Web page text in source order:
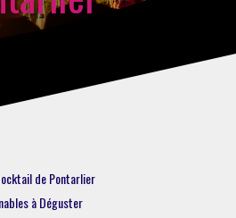
de Pontarlier
à Déguster